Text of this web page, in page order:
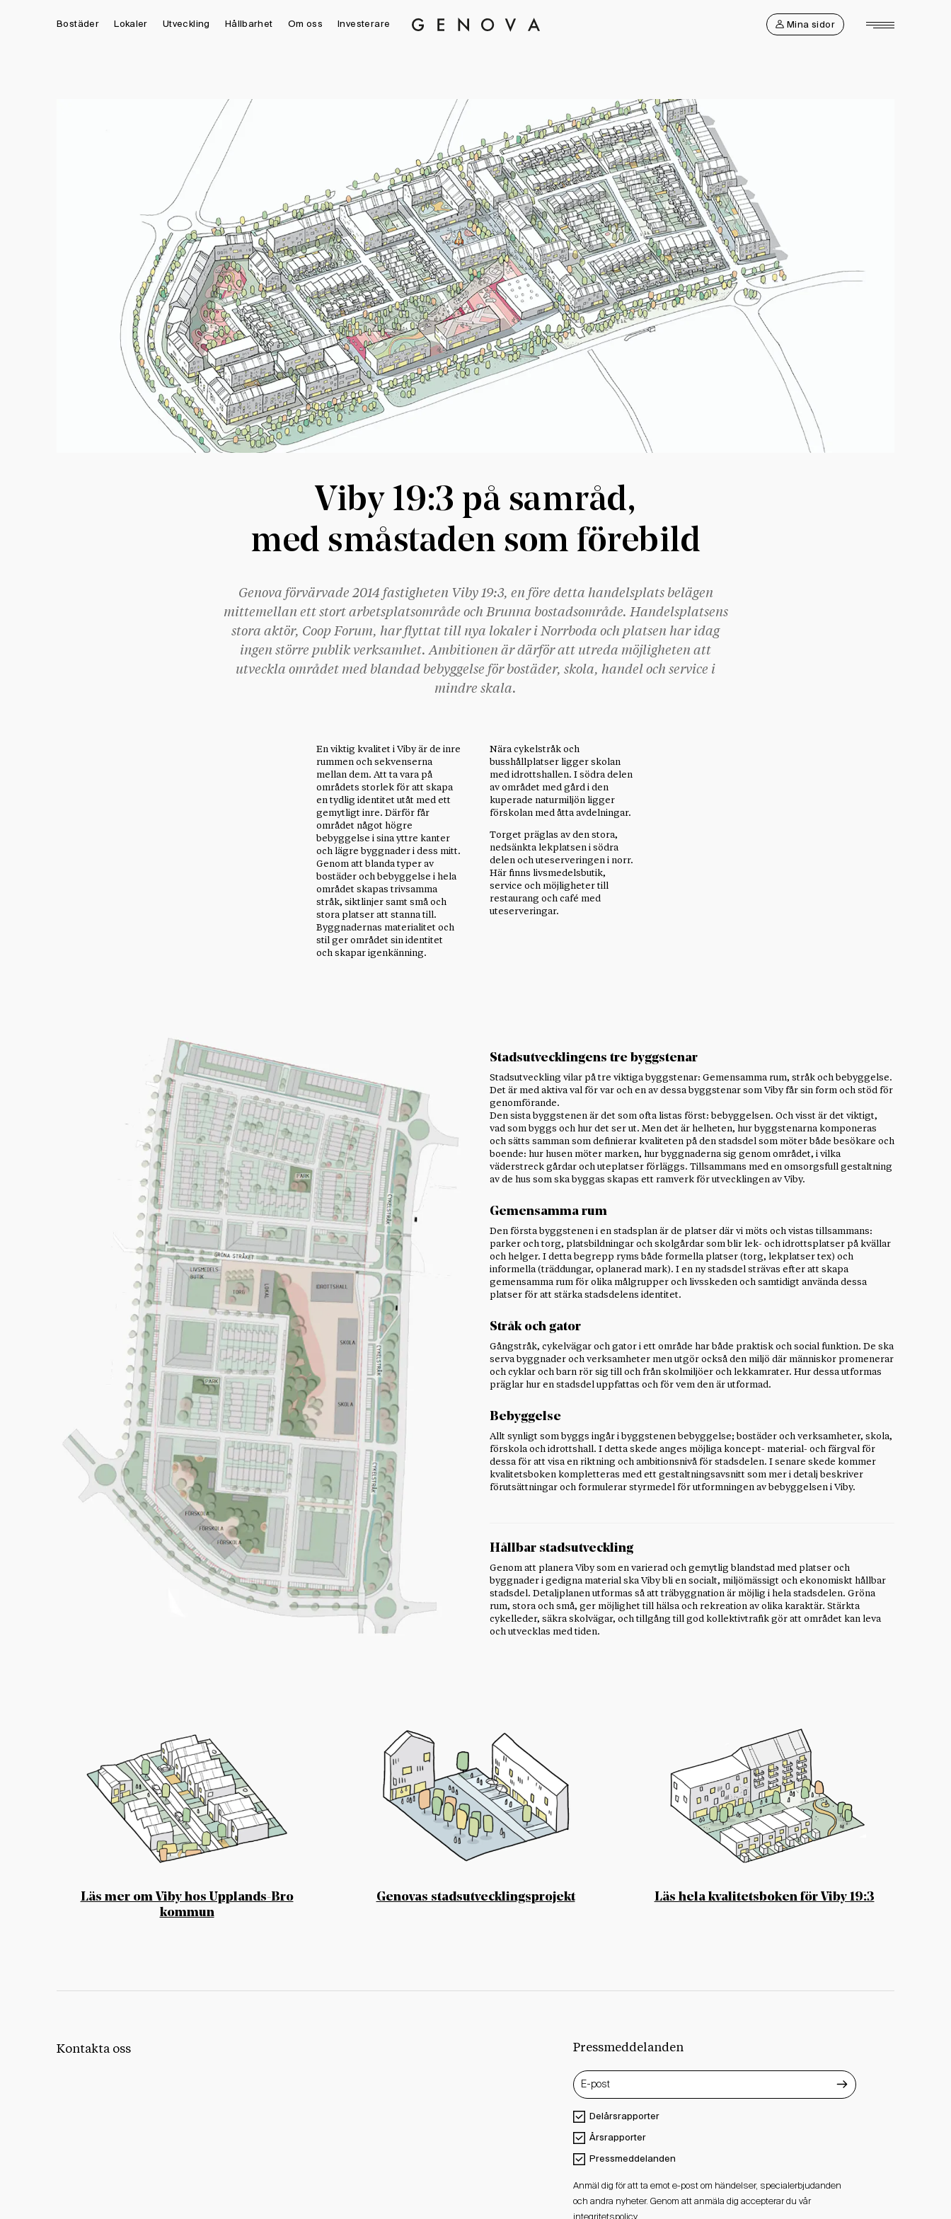
Genova
Bostäder Lokaler Utveckling Hållbarhet Om oss Investerare Mina sidor
Viby 19:3 på samråd,
med småstaden som förebild
Genova förvärvade 2014 fastigheten Viby 19:3, en före detta handelsplats belägen
mittemellan ett stort arbetsplatsområde och Brunna bostadsområde. Handelsplatsens
stora aktör, Coop Forum, har flyttat till nya lokaler i Norrboda och platsen har idag
ingen större publik verksamhet. Ambitionen är därför att utreda möjligheten att
utveckla området med blandad bebyggelse för bostäder, skola, handel och service i
mindre skala.
En viktig kvalitet i Viby är de inre
rummen och sekvenserna
mellan dem. Att ta vara på
områdets storlek för att skapa
en tydlig identitet utåt med ett
gemytligt inre. Därför får
området något högre
bebyggelse i sina yttre kanter
och lägre byggnader i dess mitt.
Genom att blanda typer av
bostäder och bebyggelse i hela
området skapas trivsamma
stråk, siktlinjer samt små och
stora platser att stanna till.
Byggnadernas materialitet och
stil ger området sin identitet
och skapar igenkänning.
Nära cykelstråk och
busshållplatser ligger skolan
med idrottshallen. I södra delen
av området med gård i den
kuperade naturmiljön ligger
förskolan med åtta avdelningar.
Torget präglas av den stora,
nedsänkta lekplatsen i södra
delen och uteserveringen i norr.
Här finns livsmedelsbutik,
service och möjligheter till
restaurang och café med
uteserveringar.
Stadsutvecklingens tre byggstenar
Stadsutveckling vilar på tre viktiga byggstenar: Gemensamma rum, stråk och bebyggelse.
Det är med aktiva val för var och en av dessa byggstenar som Viby får sin form och stöd för
genomförande.
Den sista byggstenen är det som ofta listas först: bebyggelsen. Och visst är det viktigt,
vad som byggs och hur det ser ut. Men det är helheten, hur byggstenarna komponeras
och sätts samman som definierar kvaliteten på den stadsdel som möter både besökare och
boende: hur husen möter marken, hur byggnaderna sig genom området, i vilka
väderstreck gårdar och uteplatser förläggs. Tillsammans med en omsorgsfull gestaltning
av de hus som ska byggas skapas ett ramverk för utvecklingen av Viby.
Gemensamma rum
Den första byggstenen i en stadsplan är de platser där vi möts och vistas tillsammans:
parker och torg, platsbildningar och skolgårdar som blir lek- och idrottsplatser på kvällar
och helger. I detta begrepp ryms både formella platser (torg, lekplatser tex) och
informella (träddungar, oplanerad mark). I en ny stadsdel strävas efter att skapa
gemensamma rum för olika målgrupper och livsskeden och samtidigt använda dessa
platser för att stärka stadsdelens identitet.
Stråk och gator
Gångstråk, cykelvägar och gator i ett område har både praktisk och social funktion. De ska
serva byggnader och verksamheter men utgör också den miljö där människor promenerar
och cyklar och barn rör sig till och från skolmiljöer och lekkamrater. Hur dessa utformas
präglar hur en stadsdel uppfattas och för vem den är utformad.
Bebyggelse
Allt synligt som byggs ingår i byggstenen bebyggelse; bostäder och verksamheter, skola,
förskola och idrottshall. I detta skede anges möjliga koncept- material- och färgval för
dessa för att visa en riktning och ambitionsnivå för stadsdelen. I senare skede kommer
kvalitetsboken kompletteras med ett gestaltningsavsnitt som mer i detalj beskriver
förutsättningar och formulerar styrmedel för utformningen av bebyggelsen i Viby.
Hållbar stadsutveckling
Genom att planera Viby som en varierad och gemytlig blandstad med platser och
byggnader i gedigna material ska Viby bli en socialt, miljömässigt och ekonomiskt hållbar
stadsdel. Detaljplanen utformas så att träbyggnation är möjlig i hela stadsdelen. Gröna
rum, stora och små, ger möjlighet till hälsa och rekreation av olika karaktär. Stärkta
cykelleder, säkra skolvägar, och tillgång till god kollektivtrafik gör att området kan leva
och utvecklas med tiden.
Läs mer om Viby hos Upplands-Bro
kommun
Genovas stadsutvecklingsprojekt Läs hela kvalitetsboken för Viby 19:3
Pressmeddelanden
Delårsrapporter
Årsrapporter
Pressmeddelanden
Anmäl dig för att ta emot e-post om händelser, specialerbjudanden
och andra nyheter. Genom att anmäla dig accepterar du vår
Kontakta oss